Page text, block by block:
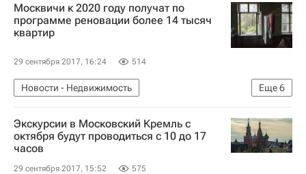
Коммерческая недвижимость
Россия
Москвичи к 2020 году получат по
программе реновации более 14 тысяч
квартир
29 сентября 2017, 16:24 514
Еще6
Новости - Недвижимость
Расселение пятиэтажек в Москве
Москва
Сергей Собянин
Жилье
Реновация
Россия
Экскурсии в Московский Кремль с
октября будут проводиться с 10 до 17
часов
29 сентября 2017, 15:52 575